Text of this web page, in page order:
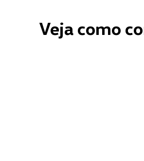
Veja como